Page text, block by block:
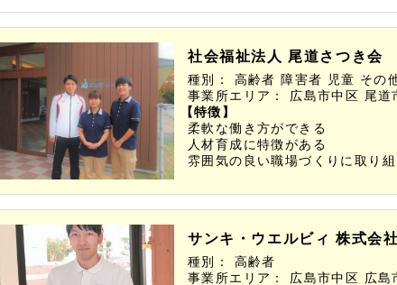
社会福祉法人 尾道さつき会
種別： 高齢者障害者 児童 その
事業所エリア：
広島市中区 尾道
【特徴】
柔軟な働き方ができる
人材育成に特徴がある
雰囲気の良い職場づくりに取り
サンキ・ウエルビィ 株式会
種別：
高齢者
事業所エリア：
広島市中区 広